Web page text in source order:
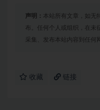
声明： 本站所有文章，如无
布。任何个人或组织，在未
采集、发布本站内容到任何
收藏 链接